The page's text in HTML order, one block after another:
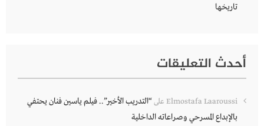
تاريخها
أحدث التعليقات
Elmostafa Laaroussi على“التدريب الأخير”.. فيلم ياسين فنان يحتفي
بالإبداع المسرحي وصراعاته الداخلية